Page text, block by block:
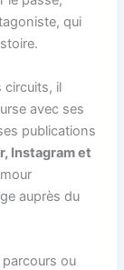
qui
circuits, il
avec ses
publications
Instagram et
auprès du
ou